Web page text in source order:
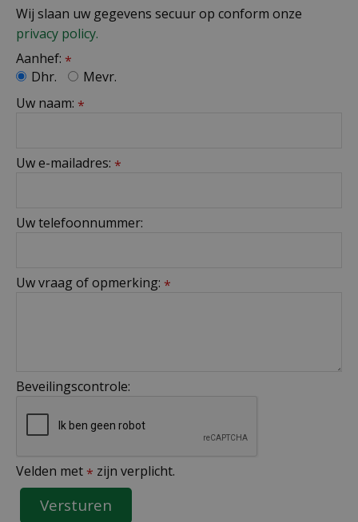
Wij slaan uw gegevens secuur op conform onze
privacy policy.
Aanhef: *
Dhr.
Mevr.
Uw naam: *
Uw e-mailadres: *
Uw telefoonnummer:
Uw vraag of opmerking: *
Beveilingscontrole:
Velden met * zijn verplicht.